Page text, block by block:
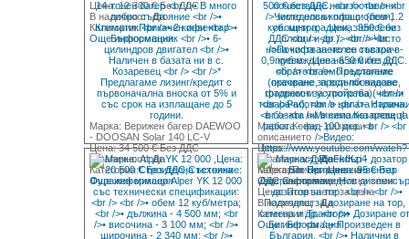
Цена: 12 300 € Без ДДС
В наличност:Да
Категория:Прикачен инвентар
Още информация
Марка: Кофи - размери в
описанието
Цена:
В наличност:Да
Категория:Прикачен инвентар
Още информация
Марка: Верижен багер DAEWOO
- DOOSAN Solar 140 LC-V
Цена: 34 500 € Без ДДС
В наличност:Да
Категория:Строителна техника
Още информация
Марка: Почистване на
изоставени земеделски земи
Цена: Позвънете за цена
В наличност:Да
Категория:Трактори
Още информация